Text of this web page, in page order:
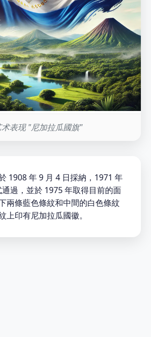
术表现 "尼加拉瓜國旗"
1908 年 9 月 4 日採納，1971 年
過，並於 1975 年取得目前的面
兩條藍色條紋和中間的白色條紋
上印有尼加拉瓜國徽。